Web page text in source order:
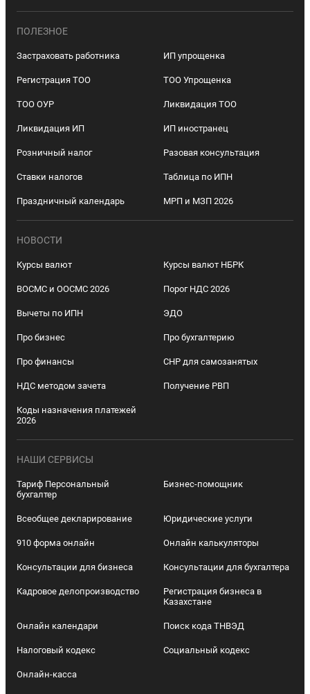
ПОЛЕЗНОЕ
Застраховать работника ИП упрощенка
Регистрация ТОО ТОО Упрощенка
ТОО ОУР Ликвидация ТОО
Ликвидация ИП ИП иностранец
Розничный налог Разовая консультация
Ставки налогов Таблица по ИПН
Праздничный календарь МРП и МЗП 2026
НОВОСТИ
Курсы валют Курсы валют НБРК
ВОСМС и ООСМС 2026 Порог НДС 2026
Вычеты по ИПН ЭДО
Про бизнес Про бухгалтерию
Про финансы СНР для самозанятых
НДС методом зачета Получение РВП
Коды назначения платежей
2026
НАШИ СЕРВИСЫ
Тариф Персональный
бухгалтер
Бизнес-помощник
Всеобщее декларирование Юридические услуги
910 форма онлайн Онлайн калькуляторы
Консультации для бизнеса Консультации для бухгалтера
Кадровое делопроизводство
Регистрация бизнеса в
Казахстане
Онлайн календари Поиск кода ТНВЭД
Налоговый кодекс Социальный кодекс
Онлайн-касса